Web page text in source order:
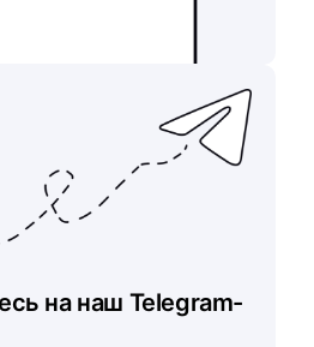
на наш Telegram-